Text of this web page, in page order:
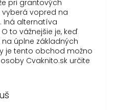
pri grantových
vopred na
Iná alternatíva
to vážnejšie je, keď
úplne základných
je tento obchod možno
Cvaknito.sk určite
je 5 z 5 hviezdičiek.